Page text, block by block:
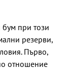
бум при този
резерви,
Първо,
отношение